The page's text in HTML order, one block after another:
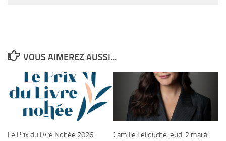
VOUS AIMEREZ AUSSI...
Le Prix du livre Nohée 2026
Camille Lellouche jeudi 2 mai à